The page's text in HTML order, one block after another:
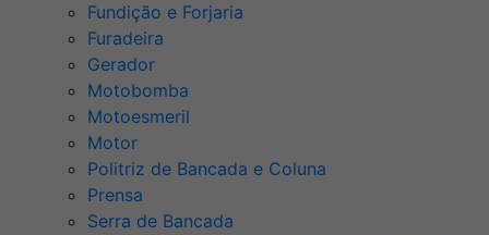
Fundição e Forjaria
Furadeira
Gerador
Motobomba
Motoesmeril
Motor
Politriz de Bancada e Coluna
Prensa
Serra de Bancada